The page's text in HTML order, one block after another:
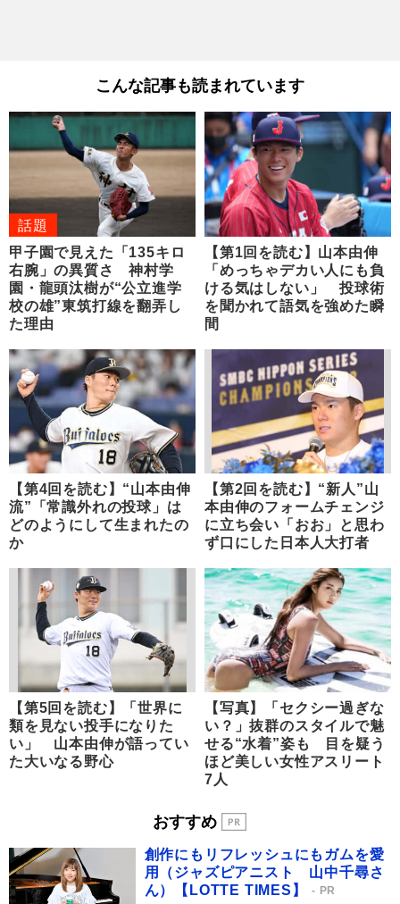
こんな記事も読まれています
話題
甲子園で見えた「135キロ
右腕」の異質さ 神村学
園・龍頭汰樹が“公立進学
校の雄”東筑打線を翻弄し
た理由
【第1回を読む】山本由伸
「めっちゃデカい人にも負
ける気はしない」 投球術
を聞かれて語気を強めた瞬
間
【第4回を読む】“山本由伸
流”「常識外れの投球」は
どのようにして生まれたの
か
【第2回を読む】“新人”山
本由伸のフォームチェンジ
に立ち会い「おお」と思わ
ず口にした日本人大打者
【第5回を読む】「世界に
類を見ない投手になりた
い」 山本由伸が語ってい
た大いなる野心
【写真】「セクシー過ぎな
い？」抜群のスタイルで魅
せる“水着”姿も 目を疑う
ほど美しい女性アスリート
7人
おすすめ
創作にもリフレッシュにもガムを愛
用（ジャズピアニスト 山中千尋さ
ん）【LOTTE TIMES】
PR